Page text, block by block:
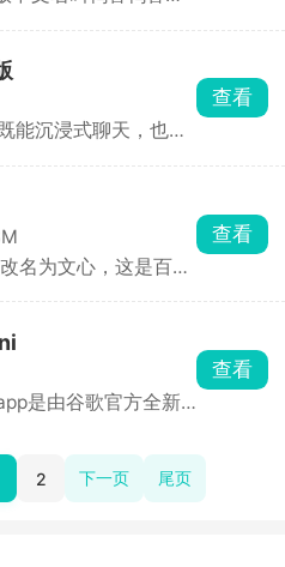
定义角色，只需要输
观，即可创造属于自
，1分钟即可上手。
能沉浸式聊天，也能
越聊越上头。输入故
成角色、配音配乐，
，支持国漫、赛
风。头像、性格、背
、发抖音全搞定。
查看
名为文心，这是百度
学习、工作中所遇到
相关解答，还能写文
等等，只需要在输
题和需求，得到各种
查看
是由谷歌官方全新
合全网答案为您提供
的回答各种问题，。
查看
2 下一页 尾页